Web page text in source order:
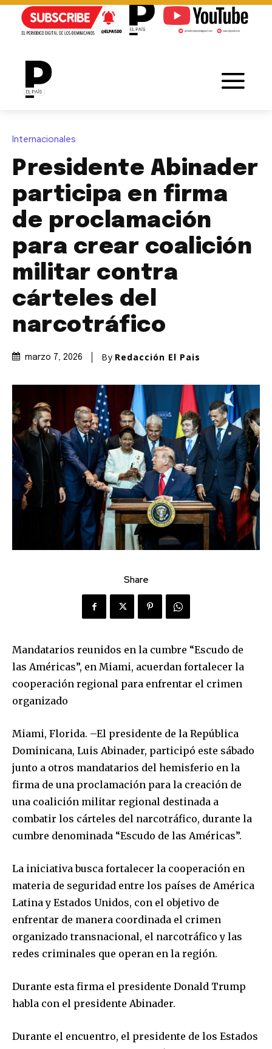
Internacionales
Presidente Abinader
participa en firma
de proclamación
para crear coalición
militar contra
cárteles del
narcotráfico
marzo 7, 2026 By Redacción El Pais
Share
Mandatarios reunidos en la cumbre “Escudo de
las Américas”, en Miami, acuerdan fortalecer la
cooperación regional para enfrentar el crimen
organizado
Miami, Florida. –El presidente de la República
Dominicana, Luis Abinader, participó este sábado
junto a otros mandatarios del hemisferio en la
firma de una proclamación para la creación de
una coalición militar regional destinada a
combatir los cárteles del narcotráfico, durante la
cumbre denominada “Escudo de las Américas”.
La iniciativa busca fortalecer la cooperación en
materia de seguridad entre los países de América
Latina y Estados Unidos, con el objetivo de
enfrentar de manera coordinada el crimen
organizado transnacional, el narcotráfico y las
redes criminales que operan en la región.
Durante esta firma el presidente Donald Trump
habla con el presidente Abinader.
Durante el encuentro, el presidente de los Estados